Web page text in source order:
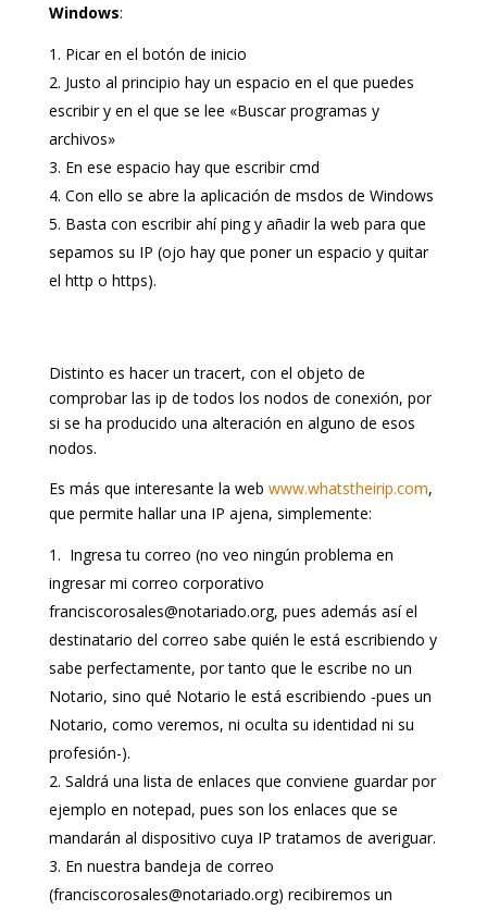
Windows:
Picar en el botón de inicio
Justo al principio hay un espacio en el que puedes
escribir y en el que se lee «Buscar programas y
archivos»
En ese espacio hay que escribir cmd
Con ello se abre la aplicación de msdos de Windows
Basta con escribir ahí ping y añadir la web para que
sepamos su IP (ojo hay que poner un espacio y quitar
el http o https).
Distinto es hacer un tracert, con el objeto de
comprobar las ip de todos los nodos de conexión, por
si se ha producido una alteración en alguno de esos
nodos.
Es más que interesante la web www.whatstheirip.com,
que permite hallar una IP ajena, simplemente:
Ingresa tu correo (no veo ningún problema en
ingresar mi correo corporativo
franciscorosales@notariado.org, pues además así el
destinatario del correo sabe quién le está escribiendo y
sabe perfectamente, por tanto que le escribe no un
Notario, sino qué Notario le está escribiendo -pues un
Notario, como veremos, ni oculta su identidad ni su
profesión-).
Saldrá una lista de enlaces que conviene guardar por
ejemplo en notepad, pues son los enlaces que se
mandarán al dispositivo cuya IP tratamos de averiguar.
En nuestra bandeja de correo
(franciscorosales@notariado.org) recibiremos un